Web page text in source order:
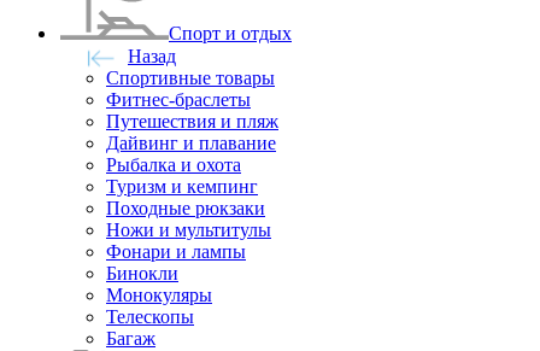
Спорт и отдых
Назад
Спортивные товары
Фитнес-браслеты
Путешествия и пляж
Дайвинг и плавание
Рыбалка и охота
Туризм и кемпинг
Походные рюкзаки
Ножи и мультитулы
Фонари и лампы
Бинокли
Монокуляры
Телескопы
Багаж